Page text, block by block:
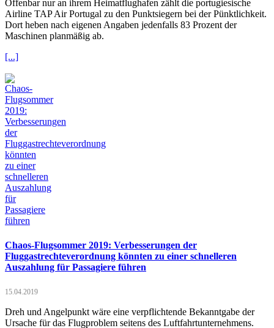
Offenbar nur an ihrem Heimatflughafen zählt die portugiesische
Airline TAP Air Portugal zu den Punktsiegern bei der Pünktlichkeit.
Dort heben nach eigenen Angaben jedenfalls 83 Prozent der
Maschinen planmäßig ab.
[...]
Chaos-Flugsommer 2019: Verbesserungen der
Fluggastrechteverordnung könnten zu einer schnelleren
Auszahlung für Passagiere führen
15.04.2019
Dreh und Angelpunkt wäre eine verpflichtende Bekanntgabe der
Ursache für das Flugproblem seitens des Luftfahrtunternehmens.